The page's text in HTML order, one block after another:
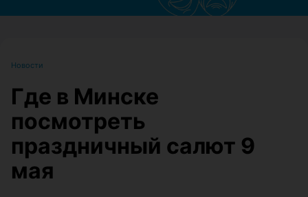
Новости
Где в Минске
посмотреть
праздничный салют 9
мая